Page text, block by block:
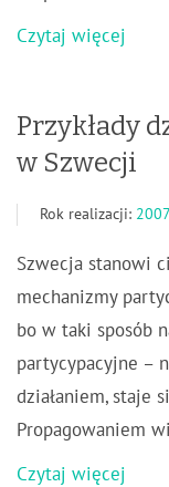
Czytaj więcej
Przykłady
w Szwecji
Rok realizacji:
Szwecja stanowi
mechanizmy
bo w taki sposób
partycypacyjne –
działaniem, staje
Propagowaniem
Czytaj więcej